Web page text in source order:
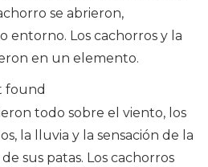
se abrieron,
entorno. Los cachorros y la
en un elemento.
found
todo sobre el viento, los
la lluvia y la sensación de la
sus patas. Los cachorros